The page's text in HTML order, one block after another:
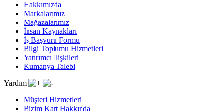
Hakkımızda
Markalarımız
Mağazalarımız
İnsan Kaynakları
İş Başvuru Formu
Bilgi Toplumu Hizmetleri
Yatırımcı İlişkileri
Kumanya Talebi
Yardım
Müşteri Hizmetleri
Bizim Kart Hakkında